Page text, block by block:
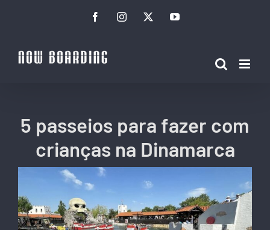
conteúdo
FacebookInstagramTwitterYouTube
5 passeios para fazer com
crianças na Dinamarca